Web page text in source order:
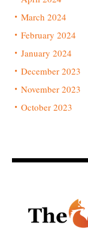
March 2024
February 2024
January 2024
December 2023
November 2023
October 2023